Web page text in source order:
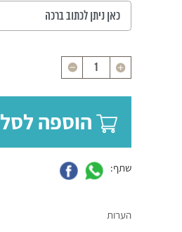
כמות
הוספה לסל
שתף:
הערות